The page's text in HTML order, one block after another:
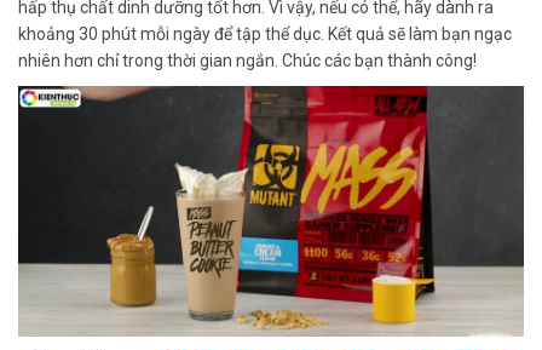
hấp thụ chất dinh dưỡng tốt hơn. Vì vậy, nếu có thể, hãy dành ra
khoảng 30 phút mỗi ngày để tập thể dục. Kết quả sẽ làm bạn ngạc
nhiên hơn chỉ trong thời gian ngắn. Chúc các bạn thành công!